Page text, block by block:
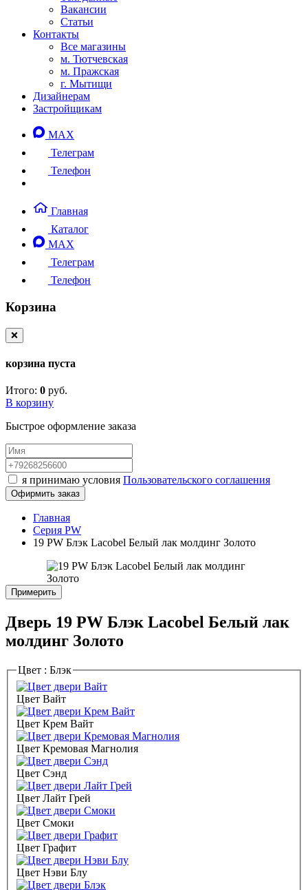
Вакансии
Статьи
Контакты
Все магазины
м. Тютчевская
м. Пражская
г. Мытищи
Дизайнерам
Застройщикам
MAX
Телеграм
Телефон
Главная
Каталог
MAX
Телеграм
Телефон
Корзина
❌
корзина пуста
Итого: 0 руб.
В корзину
Быстрое оформление заказа
я принимаю условия Пользовательского соглашения
Офирмить заказ
Главная
Серия PW
19 PW Блэк Lacobel Белый лак молдинг Золото
Примерить
Дверь 19 PW Блэк Lacobel Белый лак
молдинг Золото
Цвет : Блэк
Цвет Вайт
Цвет Крем Вайт
Цвет Кремовая Магнолия
Цвет Сэнд
Цвет Лайт Грей
Цвет Смоки
Цвет Графит
Цвет Нэви Блу